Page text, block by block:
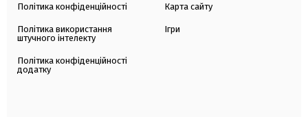
Політика конфіденційності
Політика використання
штучного інтелекту
Політика конфіденційності
додатку
Карта сайту
Ігри